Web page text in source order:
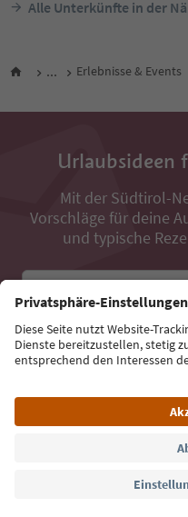
Alle Unterkünfte in der
... Erlebnisse & Events
Urlaubsideen
Mit der Südtirol-
Vorschläge für deine
und typische